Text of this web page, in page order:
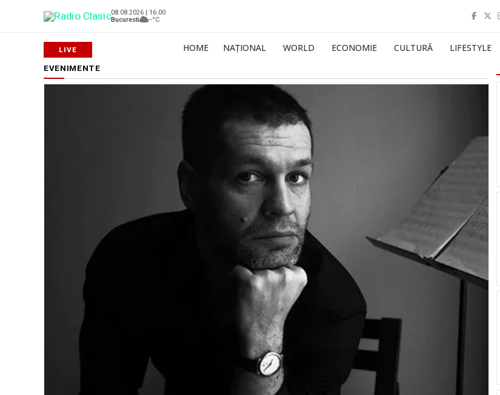
08.08.2026 | 16:00
Bucuresti
--°C
HOME NAȚIONAL WORLD ECONOMIE CULTURĂ LIFESTYLE
EVENIMENTE